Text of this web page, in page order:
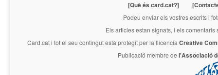
[Què és card.cat?]
Podeu enviar els vostres escrits i
Els articles estan signats, i els
Card.cati tot el seu contingut està protegit per la llicencia Creative
Publicació membre de l'Associació